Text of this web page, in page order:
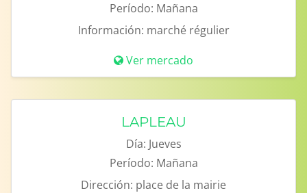
Período: Mañana
Información: marché régulier
Ver mercado
LAPLEAU
Día: Jueves
Período: Mañana
Dirección: place de la mairie